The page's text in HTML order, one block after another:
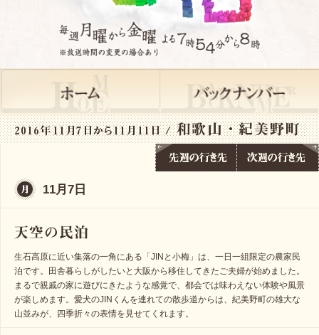
11月7日
生石高原に近い集落の一角にある「JINと小梅」は、一日一組限定の農家民
泊です。田舎暮らしがしたいと大阪から移住してきたご夫婦が始めました。
まるで親戚の家に遊びにきたような感覚で、都会では味わえない体験や風景
が楽しめます。愛犬のJINくんを連れての散歩道からは、紀美野町の雄大な
山並みが、四季折々の表情を見せてくれます。